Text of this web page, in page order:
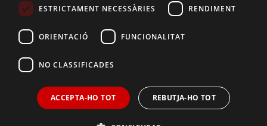
PYRÉNÉES MOTORS
SERVEIS
ENGLISH
ESTRICTAMENT NECESSÀRIES RENDIMENT
ORIENTACIÓ FUNCIONALITAT
NO CLASSIFICADES
ACCEPTA-HO TOT REBUTJA-HO TOT